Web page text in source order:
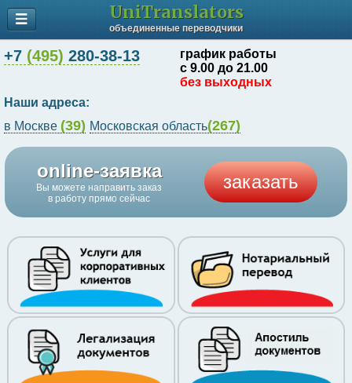
+7 (495) 280-38-13
график работы
с 9.00 до 21.00
без выходных
Наши адреса:
в Москве (39) Московская область(267)
online-заявка
Вы можете направить заказ
в работу прямо сейчас
заказать
UniTranslators
объединенные переводчики